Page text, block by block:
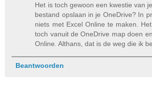
Het is toch gewoon een kwestie van
bestand opslaan in je OneDrive? In
niets met Excel Online te maken.
toch vanuit de OneDrive map doen
Online. Althans, dat is de weg die ik
Beantwoorden